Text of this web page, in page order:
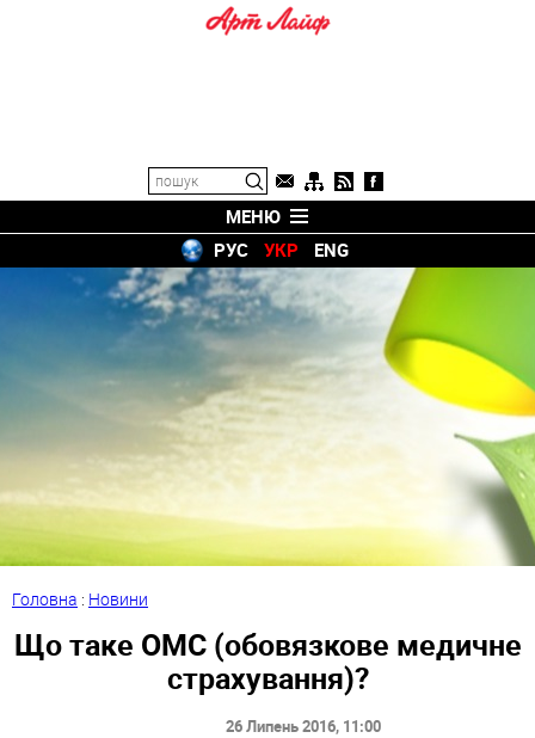
МЕНЮ
РУС
УКР ENG
Головна : Новини
Що таке ОМС (обовязкове медичне
страхування)?
26 Липень 2016, 11:00